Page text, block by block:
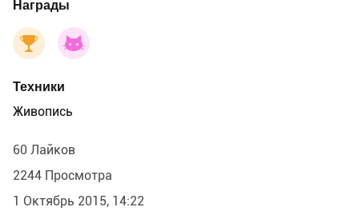
Награды
Техники
Живопись
60 Лайков
2244 Просмотра
1 Октябрь 2015, 14:22